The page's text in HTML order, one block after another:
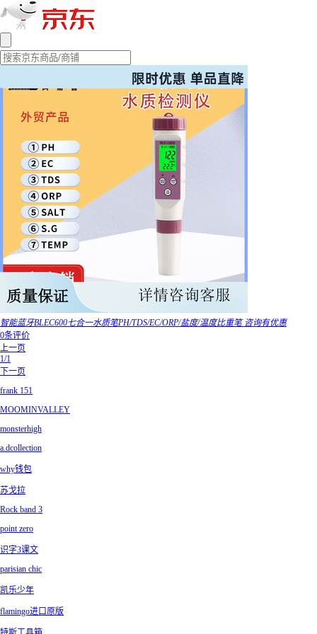
智能蓝牙BLEC600七合一水质笔PH/TDS/EC/ORP/盐度/温度比重笔 咨询有优惠
0条评价
上一页
1/1
下一页
frank 151
MOOMINVALLEY
monsterhigh
a.dcollection
why钱包
苏戈拉
Rock band 3
point zero
识字3课文
parisian chic
凯乐少年
flamingo进口原版